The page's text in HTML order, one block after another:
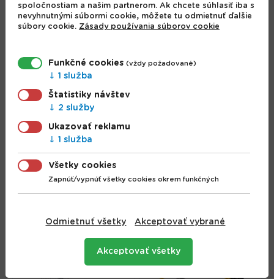
svietnik
1.73 € 13.76 €
spoločnostiam a našim partnerom. Ak chcete súhlasiť iba s
nevyhnutnými súbormi cookie, môžete tu odmietnuť ďalšie
súbory cookie. Zásady používania súborov cookie
Funkčné cookies (vždy požadované)
1 služba
Štatistiky návštev
2 služby
Ukazovať reklamu
1 služba
Všetky cookies
Zapnúť/vypnúť všetky cookies okrem funkčných
Odmietnuť všetky Akceptovať vybrané
Akceptovať všetky